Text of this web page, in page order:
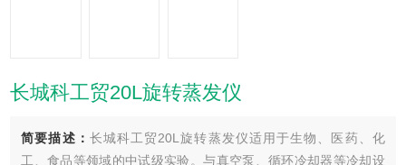
长城科工贸20L旋转蒸发仪
简要描述： 长城科工贸20L旋转蒸发仪适用于生物、医药、化
工、食品等领域的中试级实验。与真空泵、循环冷却器等冷却设